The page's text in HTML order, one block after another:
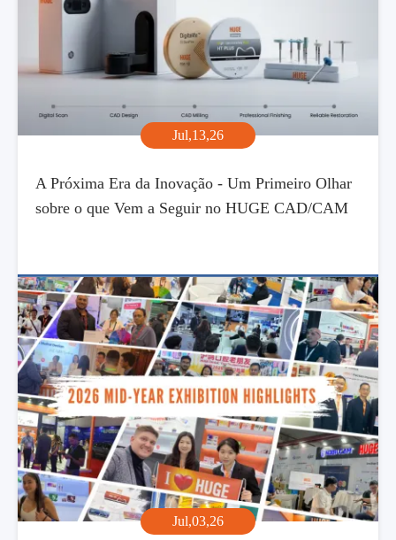
Jul,13,26
A Próxima Era da Inovação - Um Primeiro Olhar
sobre o que Vem a Seguir no HUGE CAD/CAM
Jul,03,26